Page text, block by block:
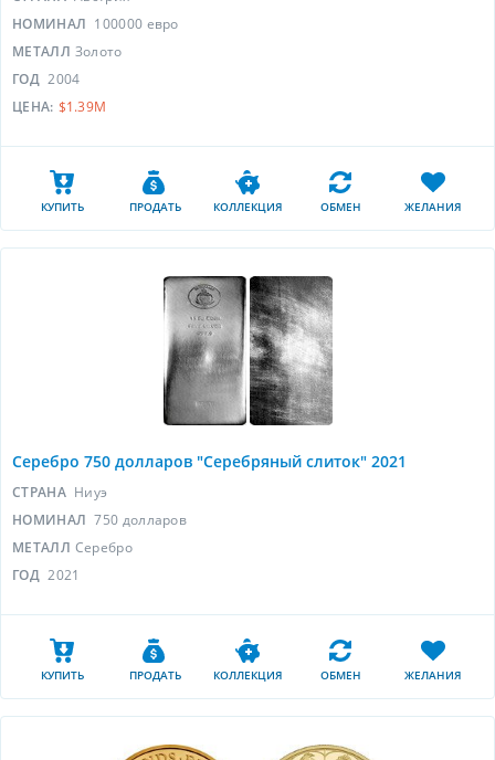
НОМИНАЛ 100000 евро
МЕТАЛЛ Золото
ГОД 2004
ЦЕНА: $1.39M
КУПИТЬ ПРОДАТЬ КОЛЛЕКЦИЯ ОБМЕН ЖЕЛАНИЯ
Серебро 750 долларов "Серебряный слиток" 2021
СТРАНА Ниуэ
НОМИНАЛ 750 долларов
МЕТАЛЛ Серебро
ГОД 2021
КУПИТЬ ПРОДАТЬ КОЛЛЕКЦИЯ ОБМЕН ЖЕЛАНИЯ